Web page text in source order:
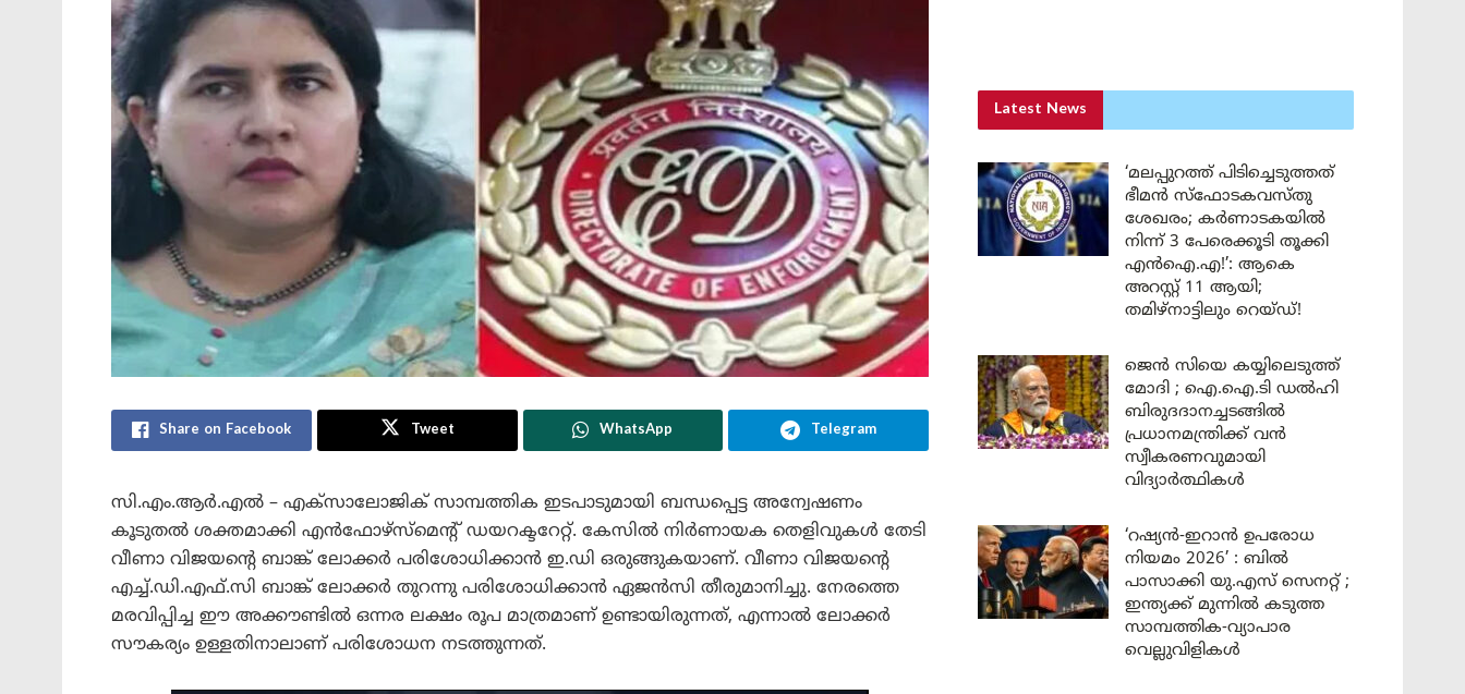
Share on Facebook Tweet WhatsApp Telegram
സി.എം.ആർ.എൽ – എക്സാലോജിക് സാമ്പത്തിക ഇടപാടുമായി ബന്ധപ്പെട്ട അന്വേഷണം
കൂടുതൽ ശക്തമാക്കി എൻഫോഴ്‌സ്‌മെന്റ് ഡയറക്ടറേറ്റ്. കേസിൽ നിർണായക തെളിവുകൾ തേടി
വീണാ വിജയന്റെ ബാങ്ക് ലോക്കർ പരിശോധിക്കാൻ ഇ.ഡി ഒരുങ്ങുകയാണ്. വീണാ വിജയന്റെ
എച്ച്.ഡി.എഫ്.സി ബാങ്ക് ലോക്കർ തുറന്നു പരിശോധിക്കാൻ ഏജൻസി തീരുമാനിച്ചു. നേരത്തെ
മരവിപ്പിച്ച ഈ അക്കൗണ്ടിൽ ഒന്നര ലക്ഷം രൂപ മാത്രമാണ് ഉണ്ടായിരുന്നത്, എന്നാൽ ലോക്കർ
സൗകര്യം ഉള്ളതിനാലാണ് പരിശോധന നടത്തുന്നത്.
Latest News
‘മലപ്പുറത്ത് പിടിച്ചെടുത്തത്
ഭീമൻ സ്ഫോടകവസ്തു
ശേഖരം; കർണാടകയിൽ
നിന്ന് 3 പേരെക്കൂടി തൂക്കി
എൻഐ.എ!’: ആകെ
അറസ്റ്റ് 11 ആയി;
തമിഴ്‌നാട്ടിലും റെയ്ഡ്!
ജെൻ സിയെ കയ്യിലെടുത്ത്
മോദി ; ഐ.ഐ.ടി ഡൽഹി
ബിരുദദാനച്ചടങ്ങിൽ
പ്രധാനമന്ത്രിക്ക് വൻ
സ്വീകരണവുമായി
വിദ്യാർത്ഥികൾ
‘റഷ്യൻ-ഇറാൻ ഉപരോധ
നിയമം 2026’ : ബിൽ
പാസാക്കി യു.എസ് സെനറ്റ് ;
ഇന്ത്യക്ക് മുന്നിൽ കടുത്ത
സാമ്പത്തിക-വ്യാപാര
വെല്ലുവിളികൾ